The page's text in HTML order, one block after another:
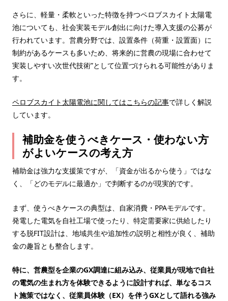
さらに、軽量・柔軟といった特徴を持つペロブスカイト太陽電
池についても、社会実装モデル創出に向けた導入支援の公募が
行われています。営農分野では、設置条件（荷重・設置面）に
制約があるケースも多いため、将来的に営農の現場に合わせて
実装しやすい次世代技術”として位置づけられる可能性がありま
す。
ペロブスカイト太陽電池に関してはこちらの記事で詳しく解説
しています。
補助金を使うべきケース・使わない方
がよいケースの考え方
補助金は強力な支援策ですが、「資金が出るから使う」ではな
く、「どのモデルに最適か」で判断するのが現実的です。
まず、使うべきケースの典型は、自家消費・PPAモデルです。
発電した電気を自社工場で使ったり、特定需要家に供給したり
する脱FIT設計は、地域共生や追加性の説明と相性が良く、補助
金の趣旨とも整合します。
特に、営農型を企業のGX調達に組み込み、従業員が現地で自社
の電気の生まれ方を体験できるように設計すれば、単なるコス
ト施策ではなく、従業員体験（EX）を伴うGXとして語れる強み